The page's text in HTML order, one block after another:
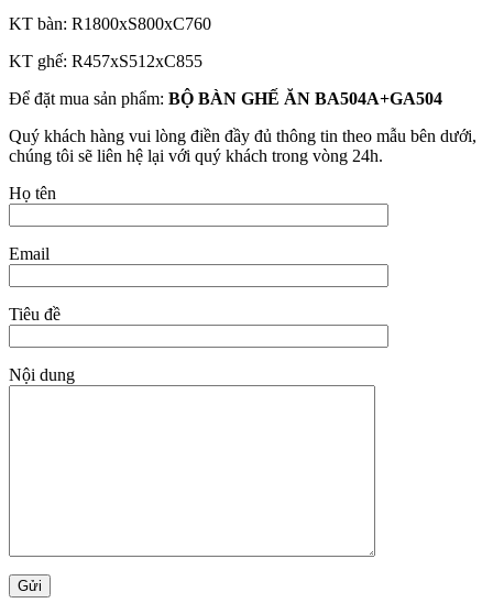
KT bàn: R1800xS800xC760
KT ghế: R457xS512xC855
Để đặt mua sản phẩm: BỘ BÀN GHẾ ĂN BA504A+GA504
Quý khách hàng vui lòng điền đầy đủ thông tin theo mẫu bên dưới,
chúng tôi sẽ liên hệ lại với quý khách trong vòng 24h.
Họ tên
Email
Tiêu đề
Nội dung